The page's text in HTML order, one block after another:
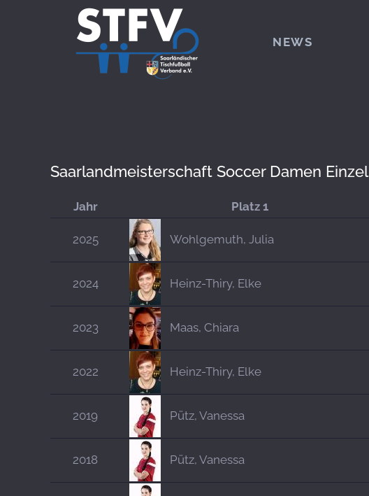
Zum Hauptinhalt springen
NEWS
Saarlandmeisterschaft Soccer Damen Einzel
Jahr Platz 1
2025 Wohlgemuth, Julia
2024 Heinz-Thiry, Elke
2023 Maas, Chiara
2022 Heinz-Thiry, Elke
2019 Pütz, Vanessa
2018 Pütz, Vanessa